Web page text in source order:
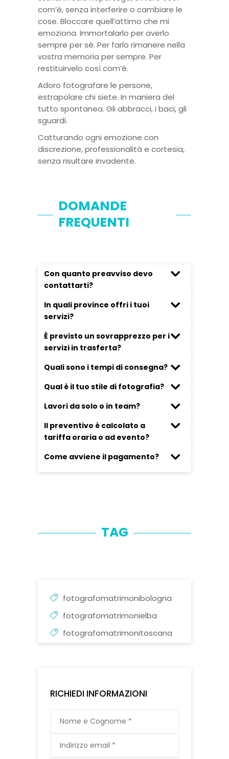
com’è, senza interferire o cambiare le
cose. Bloccare quell’attimo che mi
emoziona. Immortalarlo per averlo
sempre per sè. Per farlo rimanere nella
vostra memoria per sempre. Per
restituirvelo così com’è.
Adoro fotografare le persone,
estrapolare chi siete. In maniera del
tutto spontanea. Gli abbracci, i baci, gli
sguardi.
Catturando ogni emozione con
discrezione, professionalità e cortesia,
senza risultare invadente.
DOMANDE
FREQUENTI
Con quanto preavviso devo
contattarti?
In quali province offri i tuoi
servizi?
È previsto un sovrapprezzo per i
servizi in trasferta?
Quali sono i tempi di consegna?
Qual è il tuo stile di fotografia?
Lavori da solo o in team?
Il preventivo è calcolato a
tariffa oraria o ad evento?
Come avviene il pagamento?
TAG
fotografomatrimonibologna
fotografomatrimonielba
fotografomatrimonitoscana
RICHIEDI INFORMAZIONI